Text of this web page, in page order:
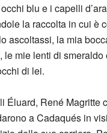
blu e i capelli
la raccolta in cui è
ascoltassi, la mia
mie lenti di smeraldo
di lei.
Éluard, René
a Cadaqués in